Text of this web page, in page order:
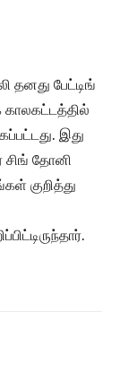
தனது பேட்டிங்
காலகட்டத்தில்
இது
சிங் தோனி
குறித்து